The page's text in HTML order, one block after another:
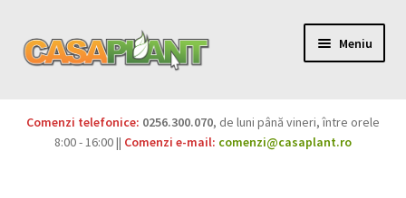
Meniu
Pesticide
Comenzi telefonice: 0256.300.070, de luni până vineri, între orele
8:00 - 16:00 || Comenzi e-mail: comenzi@casaplant.ro